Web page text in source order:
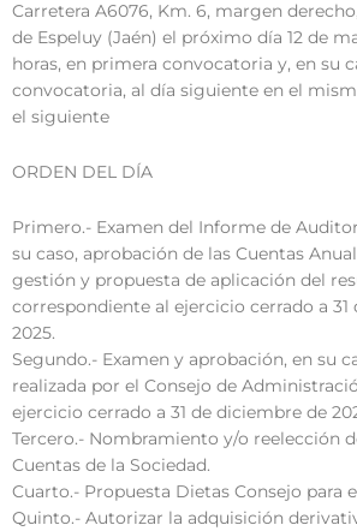
Carretera A6076, Km. 6, margen
de Espeluy (Jaén) el próximo día 12 de
horas, en primera convocatoria y, en su
convocatoria, al día siguiente en el
el siguiente
ORDEN DEL DÍA
Primero.- Examen del Informe de
su caso, aprobación de las Cuentas
gestión y propuesta de aplicación del
correspondiente al ejercicio cerrado a 31
2025.
Segundo.- Examen y aprobación, en su
realizada por el Consejo de
ejercicio cerrado a 31 de diciembre de
Tercero.- Nombramiento y/o reelección
Cuentas de la Sociedad.
Cuarto.- Propuesta Dietas Consejo para
Quinto.- Autorizar la adquisición